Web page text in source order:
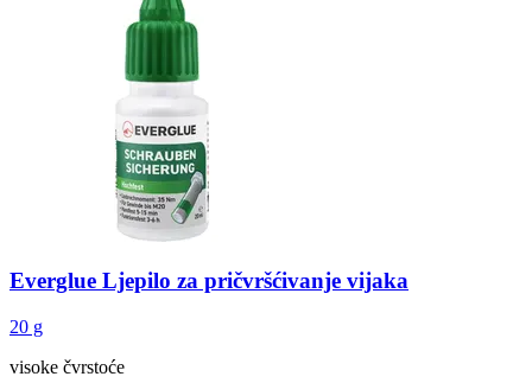
Everglue Ljepilo za pričvršćivanje vijaka
20 g
visoke čvrstoće